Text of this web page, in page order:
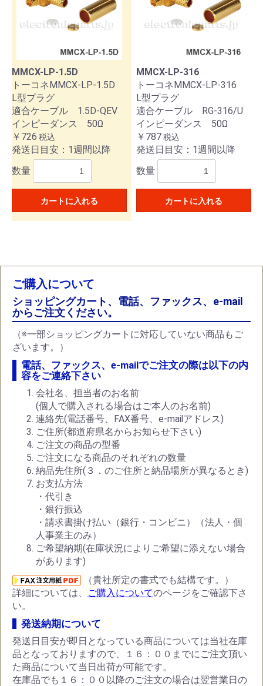
MMCX-LP-1.5D
トーコネMMCX-LP-1.5D
L型プラグ
適合ケーブル 1.5D-QEV
インピーダンス 50Ω
￥726 税込
発送日目安：1週間以降
数量
カートに入れる
MMCX-LP-316
トーコネMMCX-LP-316
L型プラグ
適合ケーブル RG-316/U
インピーダンス 50Ω
￥787税込
発送日目安：1週間以降
数量
カートに入れる
ご購入について
ショッピングカート、電話、ファックス、e-mail
からご注文ください。
（※一部ショッピングカートに対応していない商品もご
ざいます。）
電話、ファックス、e-mailでご注文の際は以下の内
容をご連絡下さい
会社名、担当者のお名前
(個人で購入される場合はご本人のお名前)
連絡先(電話番号、FAX番号、e-mailアドレス)
ご住所(都道府県名からお知らせ下さい)
ご注文の商品の型番
ご注文になる商品のそれぞれの数量
納品先住所(３．のご住所と納品場所が異なるとき)
お支払方法
・代引き
・銀行振込
・請求書掛け払い（銀行・コンビニ）（法人・個
人事業主のみ）
ご希望納期(在庫状況によりご希望に添えない場合
があります)
（貴社所定の書式でも結構です。）
詳細については、
ご購入についてのページをご確認下さ
い。
発送納期について
発送日目安が即日となっている商品については当社在庫
品となっておりますので、１６：００までにご注文頂い
た商品について当日出荷が可能です。
在庫品でも１６：００以降のご注文の場合は翌営業日の